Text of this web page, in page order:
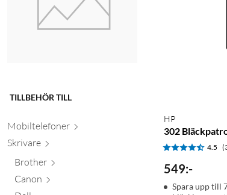
TILLBEHÖR TILL
Mobiltelefoner
Skrivare
Brother
Canon
HP
302
4.5
549:-
Spara upp till